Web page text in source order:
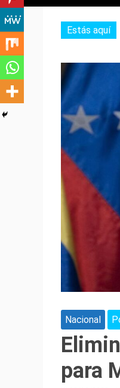
Estás aquí
Nacional
para